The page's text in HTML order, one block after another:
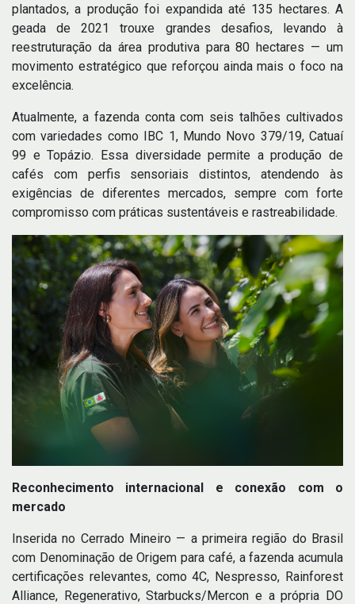
plantados, a produção foi expandida até 135 hectares. A
geada de 2021 trouxe grandes desafios, levando à
reestruturação da área produtiva para 80 hectares — um
movimento estratégico que reforçou ainda mais o foco na
excelência.
Atualmente, a fazenda conta com seis talhões cultivados
com variedades como IBC 1, Mundo Novo 379/19, Catuaí
99 e Topázio. Essa diversidade permite a produção de
cafés com perfis sensoriais distintos, atendendo às
exigências de diferentes mercados, sempre com forte
compromisso com práticas sustentáveis e rastreabilidade.
Reconhecimento internacional e conexão com o
mercado
Inserida no Cerrado Mineiro — a primeira região do Brasil
com Denominação de Origem para café, a fazenda acumula
certificações relevantes, como 4C, Nespresso, Rainforest
Alliance, Regenerativo, Starbucks/Mercon e a própria DO